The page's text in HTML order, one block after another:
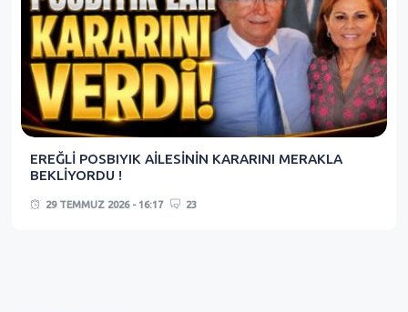
EREĞLİ POSBIYIK AİLESİNİN KARARINI MERAKLA
BEKLİYORDU !
29 TEMMUZ 2026 - 16:17 23